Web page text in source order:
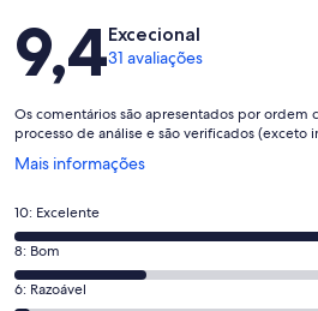
Avaliações
9,4Excecional
31 avaliações
Os comentários são apresentados por ordem
processo de análise e são verificados (exceto
Mais informações
Abre
nova
janela
Pontuação
de
10,
o
10: Excelente
Pontuação
de
8,
8: Bom
Pontuação
6: Razoável